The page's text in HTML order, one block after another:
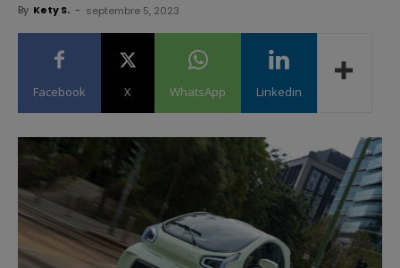
By Kety S. - septembre 5, 2023
Facebook X WhatsApp Linkedin